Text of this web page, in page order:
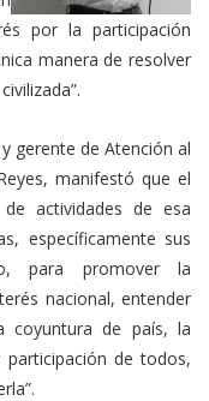
por la participación
manera de resolver
gerente de Atención al
manifestó que el
actividades de esa
específicamente sus
para promover la
nacional, entender
de país, la
de todos,